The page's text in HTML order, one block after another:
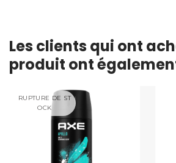
Les clients qui ont
produit ont
RUPTURE DE ST
OCK